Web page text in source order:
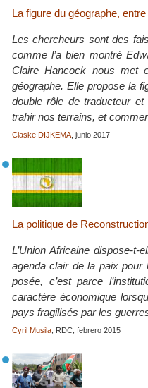
La figure du géographe,
Les chercheurs sont des
comme l’a bien montré
Claire Hancock nous met
géographe. Elle propose la
double rôle de traducteur
trahir nos terrains, et
Claske DIJKEMA , junio 2017
La politique de
L’Union Africaine dispose-t-
agenda clair de la paix pour
posée, c’est parce
caractère économique
pays fragilisés par les
Cyril Musila , RDC, febrero 2015